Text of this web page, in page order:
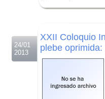
24/01
2013
XXII Coloquio
plebe